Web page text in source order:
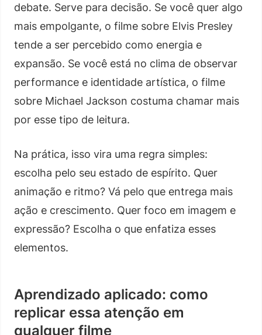
debate. Serve para decisão. Se você quer algo
mais empolgante, o filme sobre Elvis Presley
tende a ser percebido como energia e
expansão. Se você está no clima de observar
performance e identidade artística, o filme
sobre Michael Jackson costuma chamar mais
por esse tipo de leitura.
Na prática, isso vira uma regra simples:
escolha pelo seu estado de espírito. Quer
animação e ritmo? Vá pelo que entrega mais
ação e crescimento. Quer foco em imagem e
expressão? Escolha o que enfatiza esses
elementos.
Aprendizado aplicado: como
replicar essa atenção em
qualquer filme